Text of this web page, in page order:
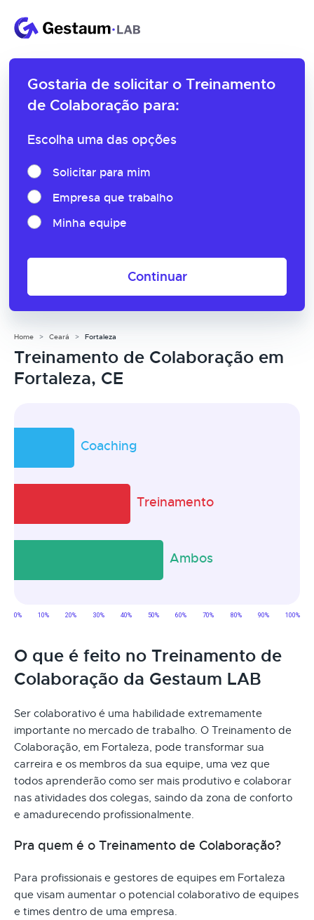
Gostaria de solicitar o Treinamento
de Colaboração para:
Escolha uma das opções
Solicitar para mim
Empresa que trabalho
Minha equipe
Continuar
Home Ceará Fortaleza
Treinamento de Colaboração em
Fortaleza, CE
O que é feito no Treinamento de
Colaboração da Gestaum LAB
Ser colaborativo é uma habilidade extremamente
importante no mercado de trabalho. O Treinamento de
Colaboração, em Fortaleza, pode transformar sua
carreira e os membros da sua equipe, uma vez que
todos aprenderão como ser mais produtivo e colaborar
nas atividades dos colegas, saindo da zona de conforto
e amadurecendo profissionalmente.
Pra quem é o Treinamento de Colaboração?
Para profissionais e gestores de equipes em Fortaleza
que visam aumentar o potencial colaborativo de equipes
e times dentro de uma empresa.